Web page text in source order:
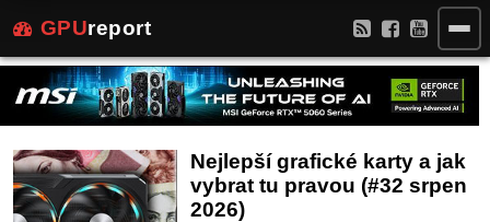
GPUreport
Nejlepší grafické karty a jak
vybrat tu pravou (#32 srpen
2026)